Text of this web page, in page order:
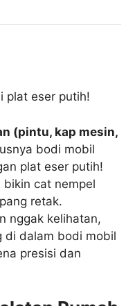
plat eser putih!
(pintu, kap mesin,
bodi mobil
plat eser putih!
bikin cat nempel
retak.
nggak kelihatan,
di dalam bodi mobil
presisi dan